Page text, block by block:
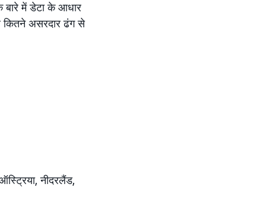
बारे में डेटा के आधार
असरदार ढंग से
नीदरलैंड,